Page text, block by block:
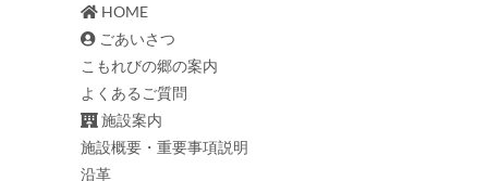
HOME
ごあいさつ
こもれびの郷の案内
よくあるご質問
施設案内
施設概要・重要事項説明
沿革